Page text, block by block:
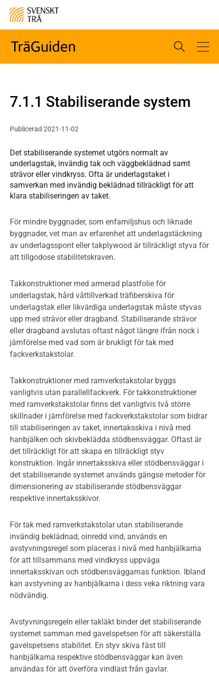
7.1.1 Stabiliserande system
Publicerad 2021-11-02
Det stabiliserande systemet utgörs normalt av
underlagstak, invändig tak­ och väggbeklädnad samt
strävor eller vindkryss. Ofta är underlagstaket i
samverkan med invändig beklädnad tillräckligt för att
klara stabiliseringen av taket.
För mindre byggnader, som enfamiljshus och liknade
byggnader, vet man av erfarenhet att underlagstäckning
av underlagsspont eller takplywood är tillräckligt styva för
att tillgodose stabilitetskraven.
Takkonstruktioner med armerad plastfolie för
underlagstak, hård våttillverkad träfiberskiva för
underlagstak eller likvärdiga underlagstak måste styvas
upp med strävor eller dragband. Stabiliserande strävor
eller dragband avslutas oftast något längre ifrån nock i
jämförelse med vad som är brukligt för tak med
fackverkstakstolar.
Takkonstruktioner med ramverkstakstolar byggs
vanligtvis utan parallellfackverk. För takkonstruktioner
med ramverkstakstolar finns det vanligtvis två större
skillnader i jämförelse med fackverkstakstolar som bidrar
till stabiliseringen av taket, innertaksskiva i nivå med
hanbjälken och skivbeklädda stödbensväggar. Oftast är
det tillräckligt för att skapa en tillräckligt styv
konstruktion. Ingår innertaksskiva eller stödbensväggar i
det stabiliserande systemet används gängse metoder för
dimensionering av stabiliserande stödbensväggar
respektive innertaksskivor.
För tak med ramverkstakstolar utan stabiliserande
invändig beklädnad, oinredd vind, används en
avstyvningsregel som placeras i nivå med hanbjälkarna
för att tillsammans med vindkryss uppväga
innertaksskivan och stödbensväggarnas funktion. Ibland
kan avstyvning av hanbjälkarna i dess veka riktning vara
nödvändig.
Avstyvningsregeln eller takläkt binder det stabiliserande
systemet samman med gavelspetsen för att säkerställa
gavelspetsens stabilitet. En styv skiva fäst till
hanbjälkarna respektive stödbensväggar kan även
användas för att överföra vindlast från gavlar.